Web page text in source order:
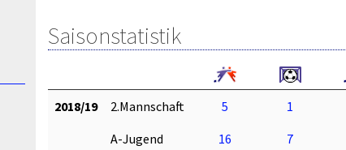
Saisonstatistik
2018/19 2.Mannschaft 5 1
A-Jugend
16 7